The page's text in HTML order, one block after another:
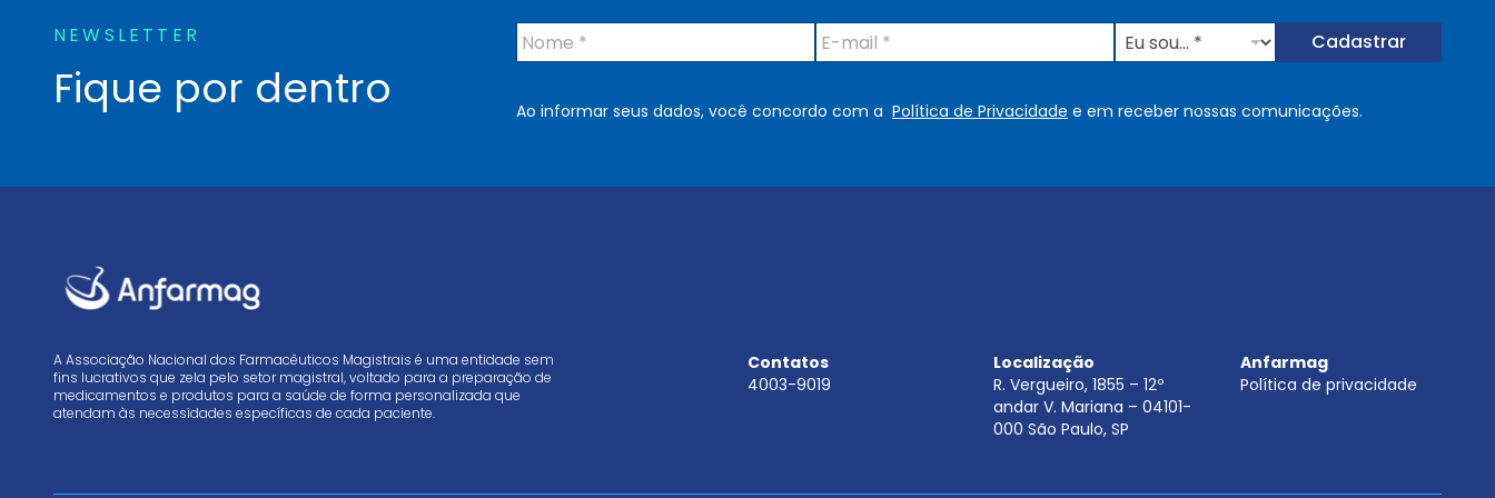
NEWSLETTER
Fique por dentro
N
o
*
E
-
i
E
u
u
Cadastrar
Ao informar seus dados, você concordo com a Política de Privacidade e em receber nossas comunicações.
A Associação Nacional dos Farmacêuticos Magistrais é uma entidade sem
fins lucrativos que zela pelo setor magistral, voltado para a preparação de
medicamentos e produtos para a saúde de forma personalizada que
atendam às necessidades específicas de cada paciente.
Contatos
4003-9019
Localização
R. Vergueiro, 1855 – 12º
andar V. Mariana – 04101-
000 São Paulo, SP
Anfarmag
Política de privacidade